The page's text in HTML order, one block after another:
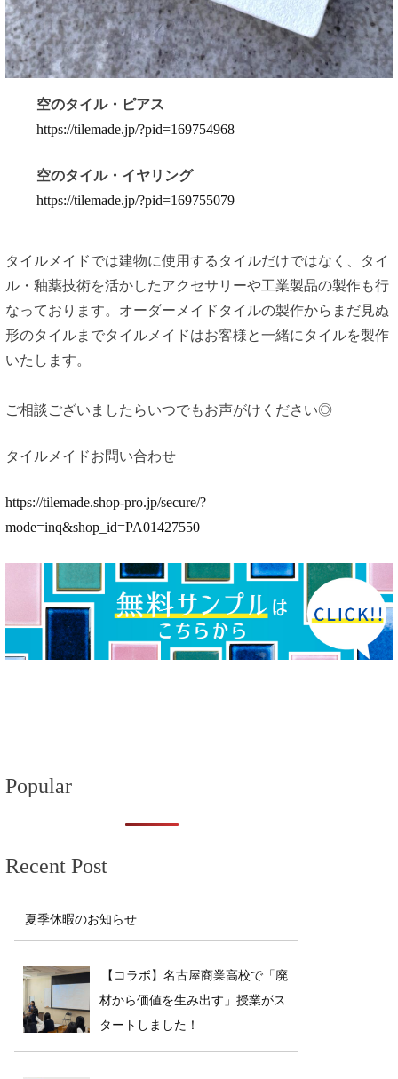
空のタイル・ピアス
https://tilemade.jp/?pid=169754968
空のタイル・イヤリング
https://tilemade.jp/?pid=169755079
タイルメイドでは建物に使用するタイルだけではなく、タイ
ル・釉薬技術を活かしたアクセサリーや工業製品の製作も行
なっております。オーダーメイドタイルの製作からまだ見ぬ
形のタイルまでタイルメイドはお客様と一緒にタイルを製作
いたします。
ご相談ございましたらいつでもお声がけください◎
タイルメイドお問い合わせ
https://tilemade.shop-pro.jp/secure/?
mode=inq&shop_id=PA01427550
稿
ナ
Popular
Recent Post
夏季休暇のお知らせ
【コラボ】名古屋商業高校で「廃
材から価値を生み出す」授業がス
タートしました！